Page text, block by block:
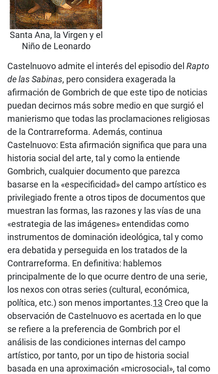
Santa Ana, la Virgen y el
Niño de Leonardo
Castelnuovo admite el interés del episodio del Rapto
de las Sabinas, pero considera exagerada la
afirmación de Gombrich de que este tipo de noticias
puedan decirnos más sobre medio en que surgió el
manierismo que todas las proclamaciones religiosas
de la Contrarreforma. Además, continua
Castelnuovo: Esta afirmación significa que para una
historia social del arte, tal y como la entiende
Gombrich, cualquier documento que parezca
basarse en la «especificidad» del campo artístico es
privilegiado frente a otros tipos de documentos que
muestran las formas, las razones y las vías de una
«estrategia de las imágenes» entendidas como
instrumentos de dominación ideológica, tal y como
era debatida y perseguida en los tratados de la
Contrarreforma. En definitiva: hablemos
principalmente de lo que ocurre dentro de una serie,
los nexos con otras series (cultural, económica,
política, etc.) son menos importantes.13 Creo que la
observación de Castelnuovo es acertada en lo que
se refiere a la preferencia de Gombrich por el
análisis de las condiciones internas del campo
artístico, por tanto, por un tipo de historia social
basada en una aproximación «microsocial», tal como